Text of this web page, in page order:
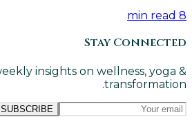
8
Stay Connected
insights on wellness, yoga &
transformation.
SUBSCRIBE